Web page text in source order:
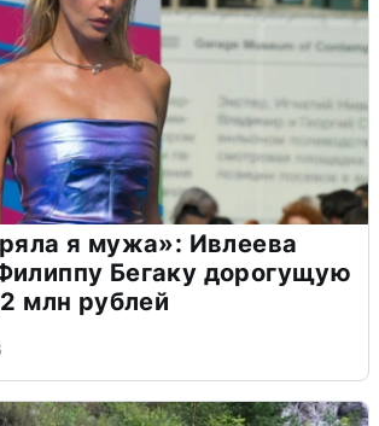
я мужа»: Ивлеева
Бегаку дорогущую
млн рублей